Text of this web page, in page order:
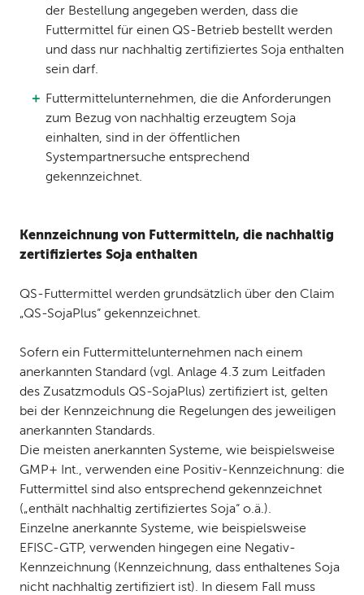
der Bestellung angegeben werden, dass die
Futtermittel für einen QS-Betrieb bestellt werden
und dass nur nachhaltig zertifiziertes Soja enthalten
sein darf.
Futtermittelunternehmen, die die Anforderungen
zum Bezug von nachhaltig erzeugtem Soja
einhalten, sind in der öffentlichen
Systempartnersuche entsprechend
gekennzeichnet.
Kennzeichnung von Futtermitteln, die nachhaltig
zertifiziertes Soja enthalten
QS-Futtermittel werden grundsätzlich über den Claim
„QS-SojaPlus“ gekennzeichnet.
Sofern ein Futtermittelunternehmen nach einem
anerkannten Standard (vgl. Anlage 4.3 zum Leitfaden
des Zusatzmoduls QS-SojaPlus) zertifiziert ist, gelten
bei der Kennzeichnung die Regelungen des jeweiligen
anerkannten Standards.
Die meisten anerkannten Systeme, wie beispielsweise
GMP+ Int., verwenden eine Positiv-Kennzeichnung: die
Futtermittel sind also entsprechend gekennzeichnet
(„enthält nachhaltig zertifiziertes Soja“ o.ä.).
Einzelne anerkannte Systeme, wie beispielsweise
EFISC-GTP, verwenden hingegen eine Negativ-
Kennzeichnung (Kennzeichnung, dass enthaltenes Soja
nicht nachhaltig zertifiziert ist). In diesem Fall muss